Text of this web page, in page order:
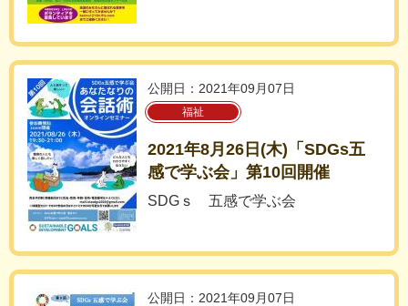
公開日：2021年09月07日
福祉
2021年8月26日(木)「SDGs五
感で学ぶ会」第10回開催
SDGｓ 五感で学ぶ会
公開日：2021年09月07日